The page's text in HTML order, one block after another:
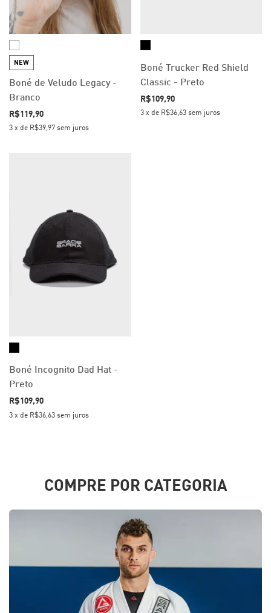
NEW
Boné de Veludo Legacy -
Branco
R$119,90
3 x de R$39,97 sem juros
Boné Trucker Red Shield
Classic - Preto
R$109,90
3 x de R$36,63 sem juros
Boné Incognito Dad Hat -
Preto
R$109,90
3 x de R$36,63 sem juros
COMPRE POR CATEGORIA